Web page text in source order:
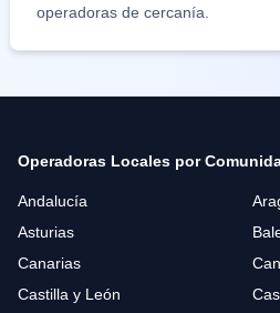
operadoras de cercanía.
Operadoras Locales por
Andalucía
Asturias
Canarias
Castilla y León